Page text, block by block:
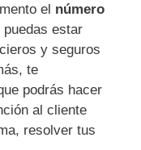
el número
puedas estar
y seguros
te
podrás hacer
al cliente
resolver tus